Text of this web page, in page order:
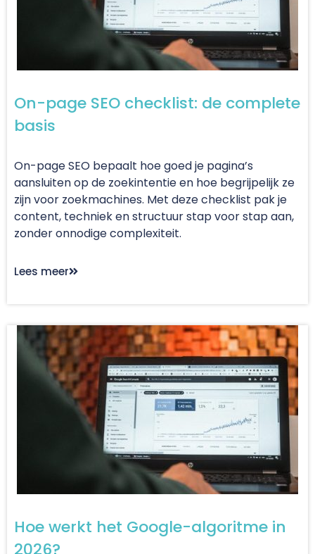
On-page SEO checklist: de complete
basis
On-page SEO bepaalt hoe goed je pagina’s
aansluiten op de zoekintentie en hoe begrijpelijk ze
zijn voor zoekmachines. Met deze checklist pak je
content, techniek en structuur stap voor stap aan,
zonder onnodige complexiteit.
Lees meer
Hoe werkt het Google-algoritme in
2026?